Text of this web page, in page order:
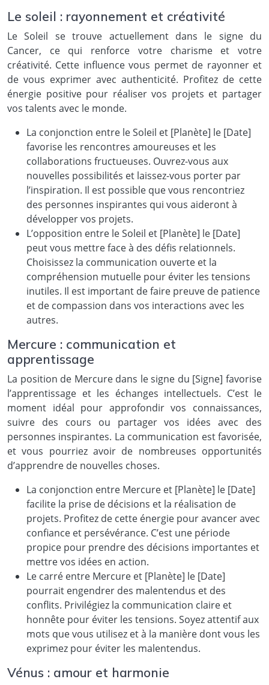
Le soleil : rayonnement et créativité
Le Soleil se trouve actuellement dans le signe du
Cancer, ce qui renforce votre charisme et votre
créativité. Cette influence vous permet de rayonner et
de vous exprimer avec authenticité. Profitez de cette
énergie positive pour réaliser vos projets et partager
vos talents avec le monde.
La conjonction entre le Soleil et [Planète] le [Date]
favorise les rencontres amoureuses et les
collaborations fructueuses. Ouvrez-vous aux
nouvelles possibilités et laissez-vous porter par
l’inspiration. Il est possible que vous rencontriez
des personnes inspirantes qui vous aideront à
développer vos projets.
L’opposition entre le Soleil et [Planète] le [Date]
peut vous mettre face à des défis relationnels.
Choisissez la communication ouverte et la
compréhension mutuelle pour éviter les tensions
inutiles. Il est important de faire preuve de patience
et de compassion dans vos interactions avec les
autres.
Mercure : communication et
apprentissage
La position de Mercure dans le signe du [Signe] favorise
l’apprentissage et les échanges intellectuels. C’est le
moment idéal pour approfondir vos connaissances,
suivre des cours ou partager vos idées avec des
personnes inspirantes. La communication est favorisée,
et vous pourriez avoir de nombreuses opportunités
d’apprendre de nouvelles choses.
La conjonction entre Mercure et [Planète] le [Date]
facilite la prise de décisions et la réalisation de
projets. Profitez de cette énergie pour avancer avec
confiance et persévérance. C’est une période
propice pour prendre des décisions importantes et
mettre vos idées en action.
Le carré entre Mercure et [Planète] le [Date]
pourrait engendrer des malentendus et des
conflits. Privilégiez la communication claire et
honnête pour éviter les tensions. Soyez attentif aux
mots que vous utilisez et à la manière dont vous les
exprimez pour éviter les malentendus.
Vénus : amour et harmonie